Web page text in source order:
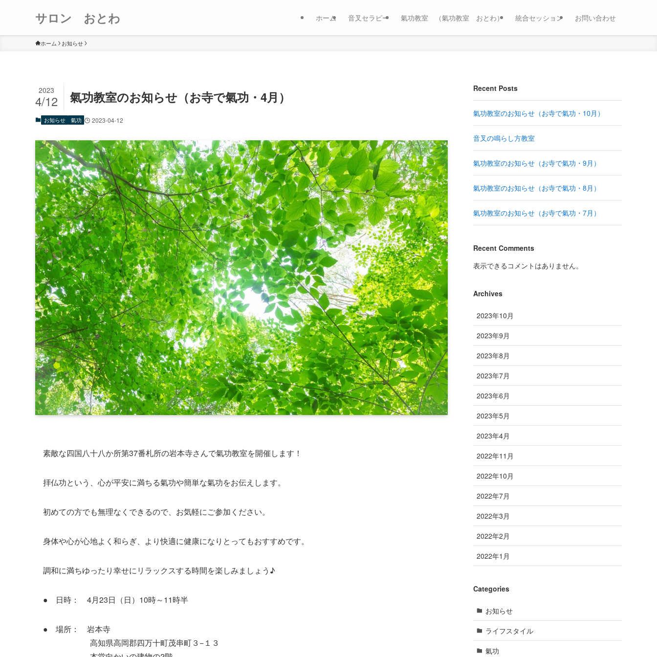
サロン おとわ ホーム 音叉セラピー 氣功教室 （氣功教室 おとわ） 統合セッション お問い合わせ
ホーム お知らせ
氣功教室のお知らせ（お寺で氣功・4月）
2023
4/12
お知らせ 氣功 2023-04-12
素敵な四国八十八か所第37番札所の岩本寺さんで氣功教室を開催します！
拝仏功という、心が平安に満ちる氣功や簡単な氣功をお伝えします。
初めての方でも無理なくできるので、お気軽にご参加ください。
身体や心が心地よく和らぎ、より快適に健康になりとってもおすすめです。
調和に満ちゆったり幸せにリラックスする時間を楽しみましょう♪
● 日時： 4月23日（日）10時～11時半
● 場所： 岩本寺
高知県高岡郡四万十町茂串町３−１３
Recent Posts
氣功教室のお知らせ（お寺で氣功・10月）
音叉の鳴らし方教室
氣功教室のお知らせ（お寺で氣功・9月）
氣功教室のお知らせ（お寺で氣功・8月）
氣功教室のお知らせ（お寺で氣功・7月）
Recent Comments
表示できるコメントはありません。
Archives
2023年10月
2023年9月
2023年8月
2023年7月
2023年6月
2023年5月
2023年4月
2022年11月
2022年10月
2022年7月
2022年3月
2022年2月
2022年1月
Categories
お知らせ
ライフスタイル
氣功